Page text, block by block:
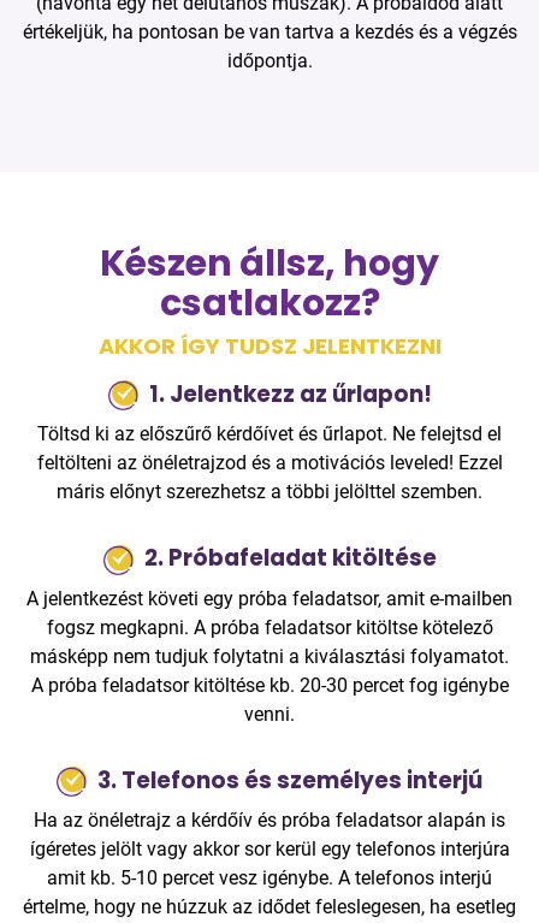
értékeljük, ha pontosan be van tartva a kezdés és a végzés
időpontja.
Készen állsz, hogy
csatlakozz?
AKKOR ÍGY TUDSZ JELENTKEZNI
1. Jelentkezz az űrlapon!
Töltsd ki az előszűrő kérdőívet és űrlapot. Ne felejtsd el
feltölteni az önéletrajzod és a motivációs leveled! Ezzel
máris előnyt szerezhetsz a többi jelölttel szemben.
2. Próbafeladat kitöltése
A jelentkezést követi egy próba feladatsor, amit e-mailben
fogsz megkapni. A próba feladatsor kitöltse kötelező
másképp nem tudjuk folytatni a kiválasztási folyamatot.
A próba feladatsor kitöltése kb. 20-30 percet fog igénybe
venni.
3. Telefonos és személyes interjú
Ha az önéletrajz a kérdőív és próba feladatsor alapán is
ígéretes jelölt vagy akkor sor kerül egy telefonos interjúra
amit kb. 5-10 percet vesz igénybe. A telefonos interjú
értelme, hogy ne húzzuk az idődet feleslegesen, ha esetleg